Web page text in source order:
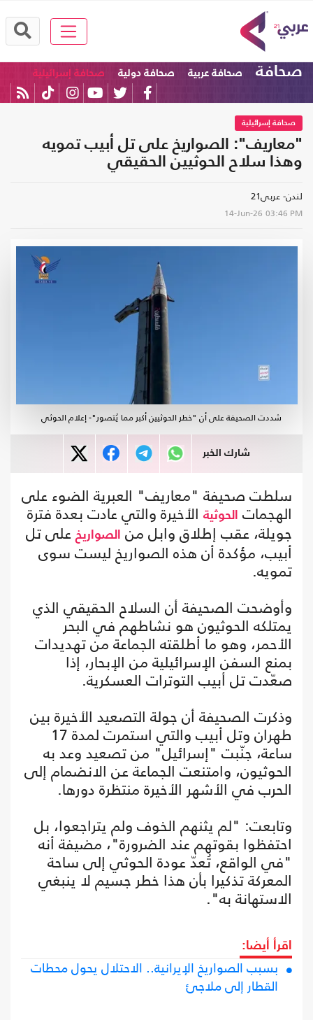
صحافة صحافة عربية صحافة دولية صحافة إسرائيلية
صحافة إسرائيلية
"معاريف": الصواريخ على تل أبيب تمويه
وهذا سلاح الحوثيين الحقيقي
لندن- عربي21
14-Jun-26 03:46 PM
شددت الصحيفة على أن "خطر الحوثيين أكبر مما يُتصور"- إعلام الحوثي
شارك الخبر
سلطت صحيفة "معاريف" العبرية الضوء على
الهجمات الحوثية الأخيرة والتي عادت بعدة فترة
جويلة، عقب إطلاق وابل من
الصواريخعلى تل
أبيب، مؤكدة أن هذه الصواريخ ليست سوى
تمويه.
وأوضحت الصحيفة أن السلاح الحقيقي الذي
يمتلكه الحوثيون هو نشاطهم في البحر
الأحمر، وهو ما أطلقته الجماعة من تهديدات
بمنع السفن الإسرائيلية من الإبحار، إذا
صعّدت تل أبيب التوترات العسكرية.
وذكرت الصحيفة أن جولة التصعيد الأخيرة بين
طهران وتل أبيب والتي استمرت لمدة 17
ساعة، جنّبت "إسرائيل" من تصعيد وعد به
الحوثيون، وامتنعت الجماعة عن الانضمام إلى
الحرب في الأشهر الأخيرة منتظرة دورها.
وتابعت: "لم يثنهم الخوف ولم يتراجعوا، بل
احتفظوا بقوتهم عند الضرورة"، مضيفة أنه
"في الواقع، تُعدّ عودة الحوثي إلى ساحة
المعركة تذكيرا بأن هذا خطر جسيم لا ينبغي
الاستهانة به".
اقرأ أيضا:
بسبب الصواريخ الإيرانية.. الاحتلال يحول محطات
القطار إلى ملاجئ